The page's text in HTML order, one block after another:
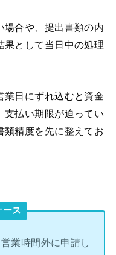
場合や、提出書類の内
果として当日中の処理
業日にずれ込むと資金
支払い期限が迫ってい
類精度を先に整えてお
ース
業時間外に申請し